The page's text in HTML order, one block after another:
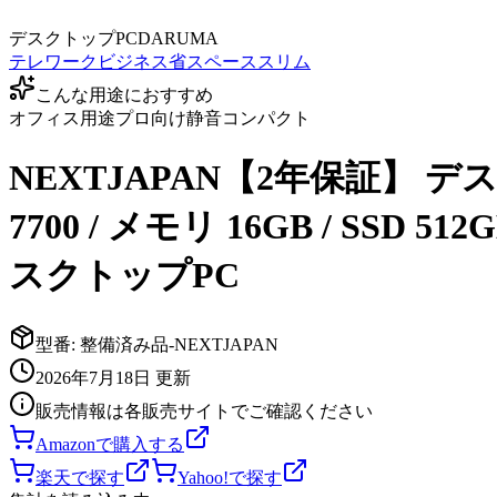
デスクトップPCDARUMA
テレワーク ビジネス省スペース スリム
こんな用途におすすめ
オフィス用途プロ向け静音コンパクト
NEXTJAPAN【2年保証】 デ
7700 / メモリ 16GB / SSD
スクトップPC
型番: 整備済み品-NEXTJAPAN
2026年7月18日 更新
販売情報は各販売サイトでご確認ください
Amazonで購入する
楽天で探す
Yahoo!で探す